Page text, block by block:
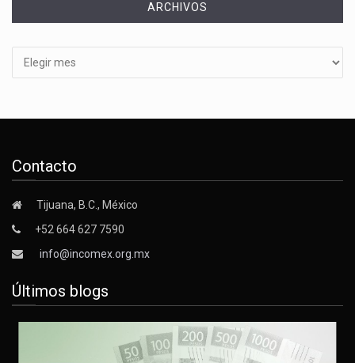
ARCHIVOS
Contacto
Tijuana, B.C., México
+52 664 627 7590
info@incomex.org.mx
Últimos blogs